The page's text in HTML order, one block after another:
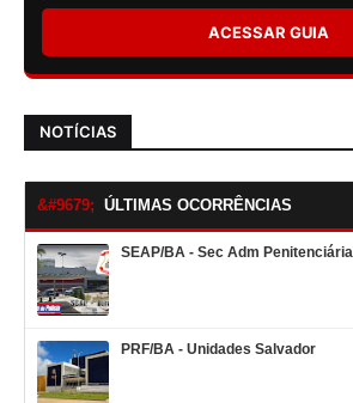
ACESSAR GUIA
NOTÍCIAS
ÚLTIMAS OCORRÊNCIAS
SEAP/BA - Sec Adm Penitenciária
PRF/BA - Unidades Salvador